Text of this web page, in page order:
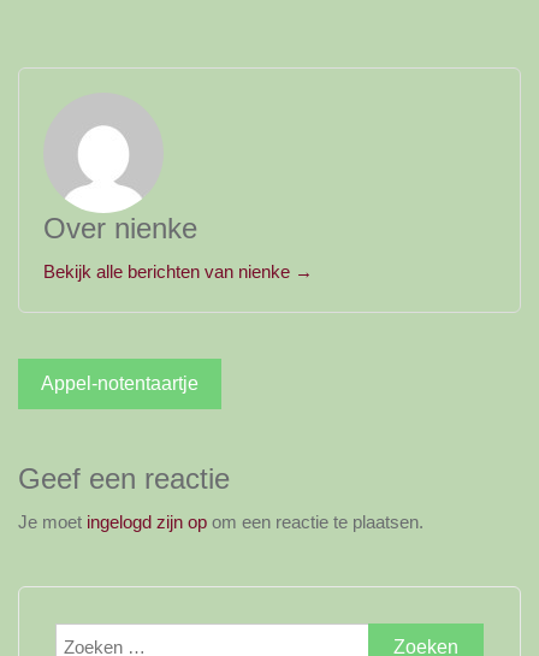
Over nienke
Bekijk alle berichten van nienke →
Bericht
navigatie
Appel-notentaartje
Geef een reactie
Je moet ingelogd zijn op om een reactie te plaatsen.
Zoeken